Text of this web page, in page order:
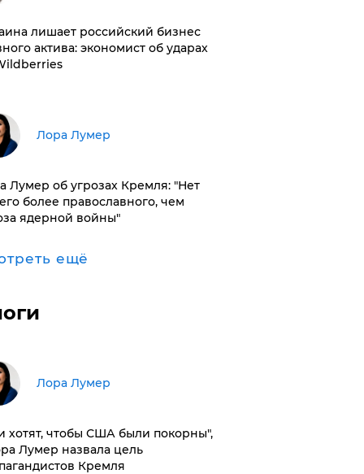
лишает российский бизнес
актива: экономист об ударах
​Лора Лумер
Лумер об угрозах Кремля: "Нет
более православного, чем
ядерной войны"
ещё
​Лора Лумер
хотят, чтобы США были покорны",
Лумер назвала цель
Кремля